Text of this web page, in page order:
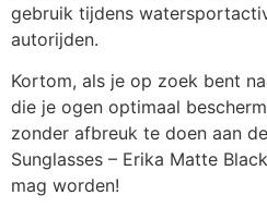
gebruik tijdens
autorijden.
Kortom, als je op zoek bent
die je ogen optimaal
zonder afbreuk te doen aan
Sunglasses – Erika Matte
mag worden!